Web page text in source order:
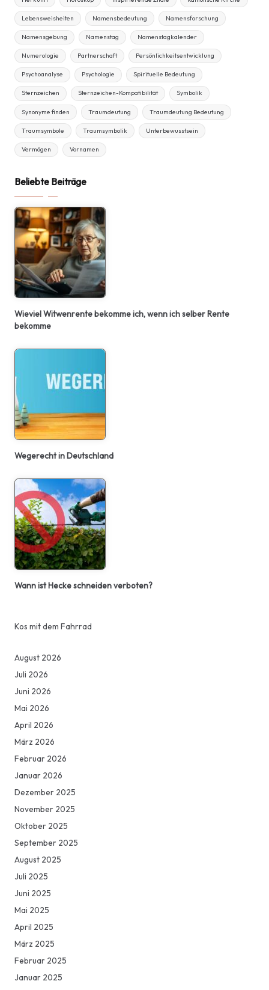
Lebensweisheiten Namensbedeutung Namensforschung
Namensgebung Namenstag Namenstagkalender
Numerologie Partnerschaft Persönlichkeitsentwicklung
Psychoanalyse Psychologie Spirituelle Bedeutung
Sternzeichen Sternzeichen-Kompatibilität Symbolik
Synonyme finden Traumdeutung Traumdeutung Bedeutung
Traumsymbole Traumsymbolik Unterbewusstsein
Vermögen Vornamen
Beliebte Beiträge
Wieviel Witwenrente bekomme ich, wenn ich selber Rente
bekomme
Wegerecht in Deutschland
Wann ist Hecke schneiden verboten?
Kos mit dem Fahrrad
August 2026
Juli 2026
Juni 2026
Mai 2026
April 2026
März 2026
Februar 2026
Januar 2026
Dezember 2025
November 2025
Oktober 2025
September 2025
August 2025
Juli 2025
Juni 2025
Mai 2025
April 2025
März 2025
Februar 2025
Januar 2025